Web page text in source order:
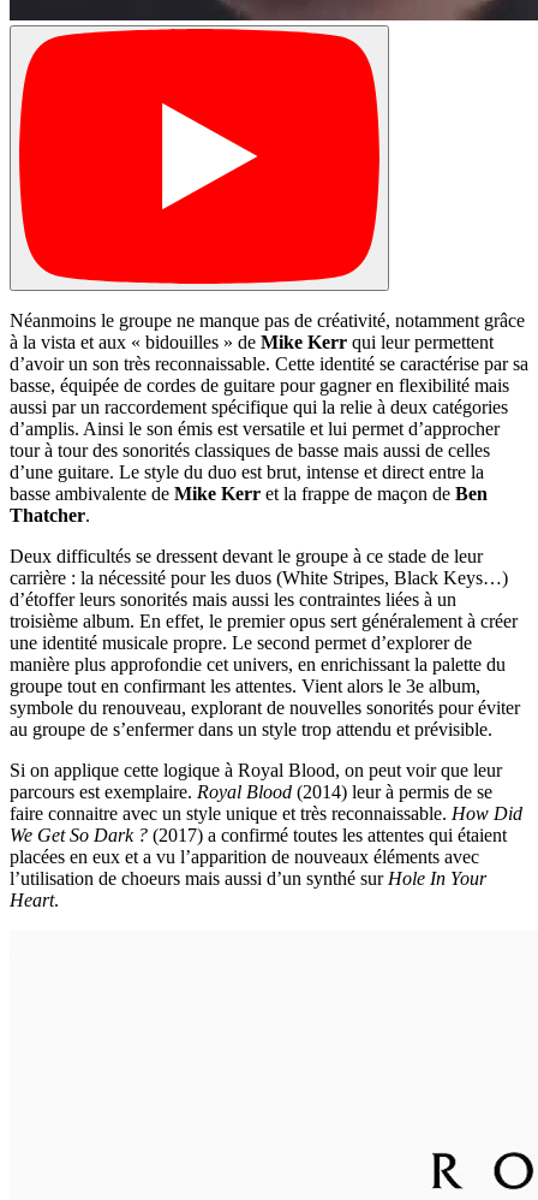
Néanmoins le groupe ne manque pas de créativité, notamment grâce
à la vista et aux « bidouilles » de Mike Kerr qui leur permettent
d’avoir un son très reconnaissable. Cette identité se caractérise par sa
basse, équipée de cordes de guitare pour gagner en flexibilité mais
aussi par un raccordement spécifique qui la relie à deux catégories
d’amplis. Ainsi le son émis est versatile et lui permet d’approcher
tour à tour des sonorités classiques de basse mais aussi de celles
d’une guitare. Le style du duo est brut, intense et direct entre la
basse ambivalente de Mike Kerr et la frappe de maçon de Ben
Thatcher.
Deux difficultés se dressent devant le groupe à ce stade de leur
carrière : la nécessité pour les duos (White Stripes, Black Keys…)
d’étoffer leurs sonorités mais aussi les contraintes liées à un
troisième album. En effet, le premier opus sert généralement à créer
une identité musicale propre. Le second permet d’explorer de
manière plus approfondie cet univers, en enrichissant la palette du
groupe tout en confirmant les attentes. Vient alors le 3e album,
symbole du renouveau, explorant de nouvelles sonorités pour éviter
au groupe de s’enfermer dans un style trop attendu et prévisible.
Si on applique cette logique à Royal Blood, on peut voir que leur
parcours est exemplaire. Royal Blood (2014) leur à permis de se
faire connaitre avec un style unique et très reconnaissable. How Did
We Get So Dark ? (2017) a confirmé toutes les attentes qui étaient
placées en eux et a vu l’apparition de nouveaux éléments avec
l’utilisation de choeurs mais aussi d’un synthé sur Hole In Your
Heart.